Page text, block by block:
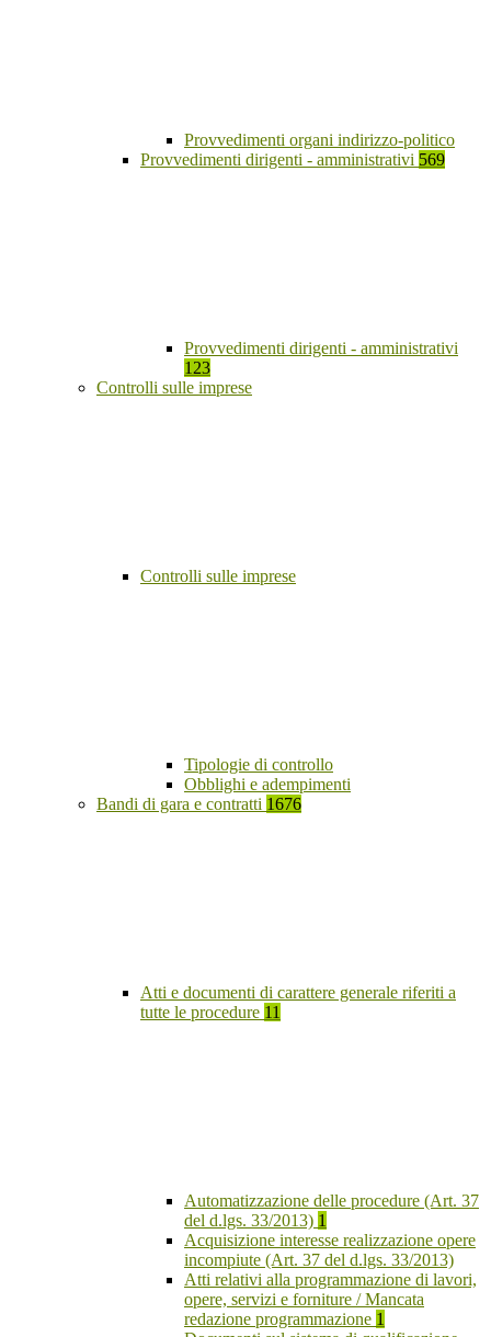
Provvedimenti organi indirizzo-politico
Provvedimenti dirigenti - amministrativi 569
Provvedimenti dirigenti - amministrativi
123
Controlli sulle imprese
Controlli sulle imprese
Tipologie di controllo
Obblighi e adempimenti
Bandi di gara e contratti 1676
Atti e documenti di carattere generale riferiti a
tutte le procedure 11
Automatizzazione delle procedure (Art. 37
del d.lgs. 33/2013) 1
Acquisizione interesse realizzazione opere
incompiute (Art. 37 del d.lgs. 33/2013)
Atti relativi alla programmazione di lavori,
opere, servizi e forniture / Mancata
redazione programmazione 1